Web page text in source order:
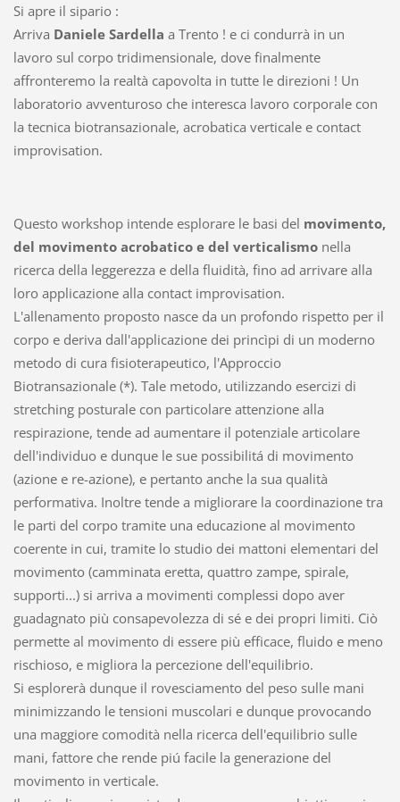
Si apre il sipario :
Arriva Daniele Sardella a Trento ! e ci condurrà in un
lavoro sul corpo tridimensionale, dove finalmente
affronteremo la realtà capovolta in tutte le direzioni ! Un
laboratorio avventuroso che interesca lavoro corporale con
la tecnica biotransazionale, acrobatica verticale e contact
improvisation.
Questo workshop intende esplorare le basi del movimento,
del movimento acrobatico e del verticalismonella
ricerca della leggerezza e della fluidità, fino ad arrivare alla
loro applicazione alla contact improvisation.
L'allenamento proposto nasce da un profondo rispetto per il
corpo e deriva dall'applicazione dei princìpi di un moderno
metodo di cura fisioterapeutico, l'Approccio
Biotransazionale (*). Tale metodo, utilizzando esercizi di
stretching posturale con particolare attenzione alla
respirazione, tende ad aumentare il potenziale articolare
dell'individuo e dunque le sue possibilitá di movimento
(azione e re-azione), e pertanto anche la sua qualità
performativa. Inoltre tende a migliorare la coordinazione tra
le parti del corpo tramite una educazione al movimento
coerente in cui, tramite lo studio dei mattoni elementari del
movimento (camminata eretta, quattro zampe, spirale,
supporti...) si arriva a movimenti complessi dopo aver
guadagnato più consapevolezza di sé e dei propri limiti. Ciò
permette al movimento di essere più efficace, fluido e meno
rischioso, e migliora la percezione dell'equilibrio.
Si esplorerà dunque il rovesciamento del peso sulle mani
minimizzando le tensioni muscolari e dunque provocando
una maggiore comodità nella ricerca dell'equilibrio sulle
mani, fattore che rende piú facile la generazione del
movimento in verticale.